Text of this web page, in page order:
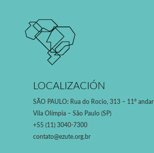
LOCALIZACIÓN
SÃO PAULO: Rua do Rocio, 313 – 11º andar
Vila Olímpia – São Paulo (SP)
+55 (11) 3040-7300
contato@ezute.org.br